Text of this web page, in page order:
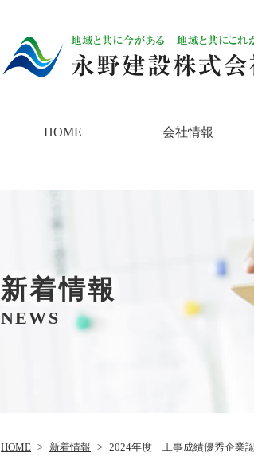
HOME 会社情報
新着情報
NEWS
HOME > 新着情報 > 2024年度 工事成績優秀企業